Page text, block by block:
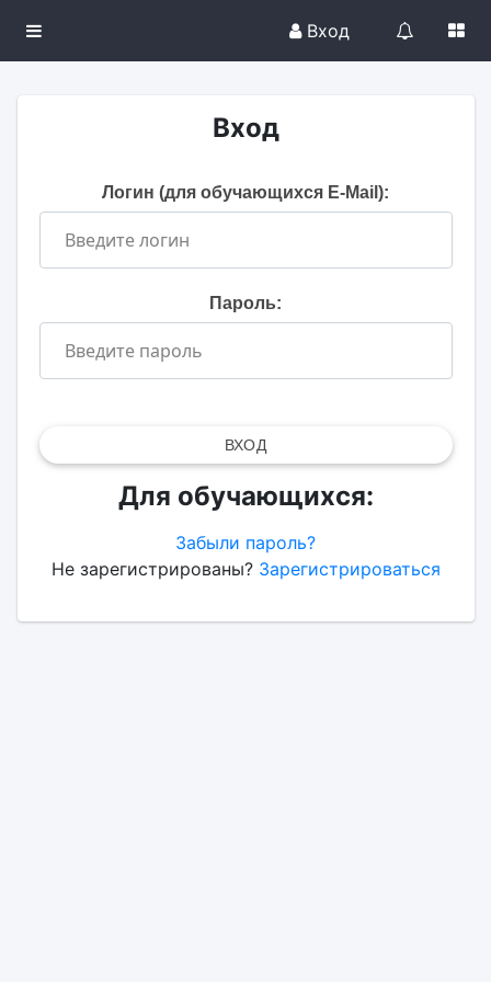
Вход
Вход
Логин (для обучающихся E-Mail):
Пароль:
ВХОД
Для обучающихся:
Забыли пароль?
Не зарегистрированы? Зарегистрироваться